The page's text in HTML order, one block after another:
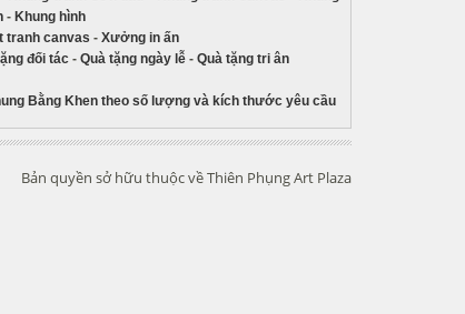
- Khung hình
tranh canvas - Xưởng in ấn
đối tác - Quà tặng ngày lễ - Quà tặng tri ân
Bằng Khen theo số lượng và kích thước yêu cầu
Bản quyền sở hữu thuộc về Thiên Phụng Art Plaza